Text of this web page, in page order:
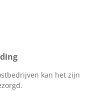
kan het zijn